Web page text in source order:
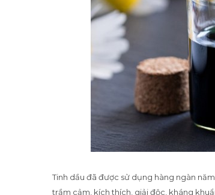
Tinh dầu đã được sử dụng hàng ngàn
trầm cảm, kích thích, giải độc, kháng